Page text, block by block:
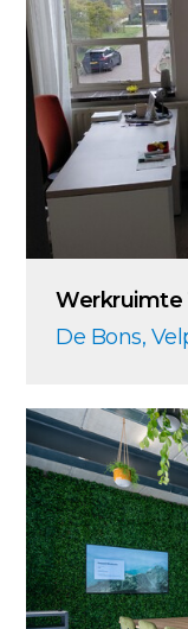
Werkruimte
De Bons,